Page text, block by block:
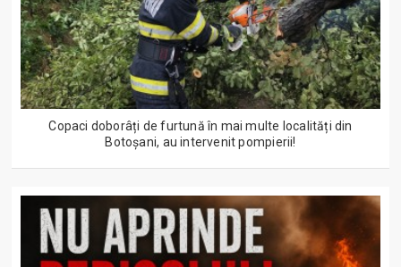
Copaci doborâți de furtună în mai multe localități din
Botoșani, au intervenit pompierii!